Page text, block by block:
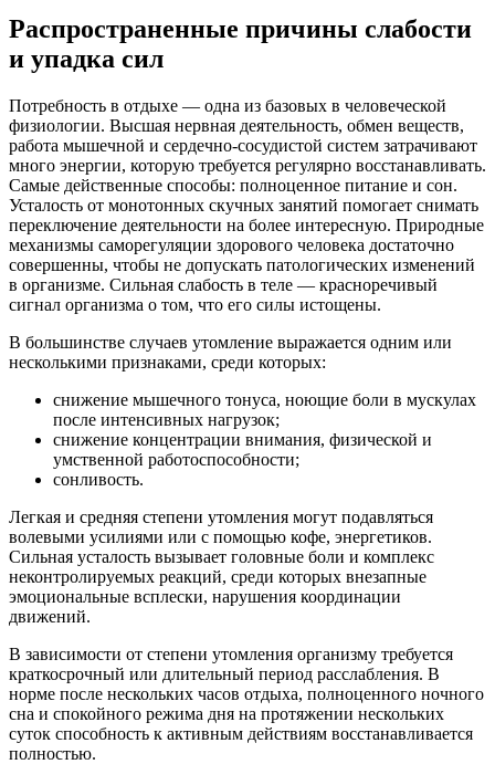
Распространенные причины слабости
и упадка сил
Потребность в отдыхе — одна из базовых в человеческой
физиологии. Высшая нервная деятельность, обмен веществ,
работа мышечной и сердечно-сосудистой систем затрачивают
много энергии, которую требуется регулярно восстанавливать.
Самые действенные способы: полноценное питание и сон.
Усталость от монотонных скучных занятий помогает снимать
переключение деятельности на более интересную. Природные
механизмы саморегуляции здорового человека достаточно
совершенны, чтобы не допускать патологических изменений
в организме. Сильная слабость в теле — красноречивый
сигнал организма о том, что его силы истощены.
В большинстве случаев утомление выражается одним или
несколькими признаками, среди которых:
снижение мышечного тонуса, ноющие боли в мускулах
после интенсивных нагрузок;
снижение концентрации внимания, физической и
умственной работоспособности;
сонливость.
Легкая и средняя степени утомления могут подавляться
волевыми усилиями или с помощью кофе, энергетиков.
Сильная усталость вызывает головные боли и комплекс
неконтролируемых реакций, среди которых внезапные
эмоциональные всплески, нарушения координации
движений.
В зависимости от степени утомления организму требуется
краткосрочный или длительный период расслабления. В
норме после нескольких часов отдыха, полноценного ночного
сна и спокойного режима дня на протяжении нескольких
суток способность к активным действиям восстанавливается
полностью.